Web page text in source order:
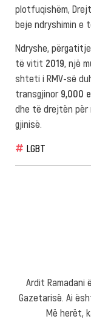
plotfuqishëm,
beje ndryshimin e
Ndryshe,
të vitit 2019, një
shteti i RMV-së
transgjinor9,000
dhe të drejtën për
gjinisë.
LGBT
Ardit Ramadani
Gazetarisë. Ai
Më herët,